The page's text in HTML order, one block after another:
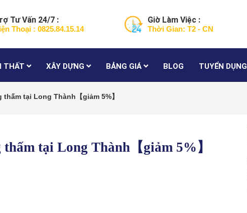
Tư Vấn 24/7 :
Thoại : 0825.84.15.14
Giờ Làm Việc :
Thời Gian: T2 - CN
THẤT XÂY DỰNG BẢNG GIÁ BLOG TUYỂN DỤNG
tại Long Thành【giảm 5%】
tại Long Thành【giảm 5%】